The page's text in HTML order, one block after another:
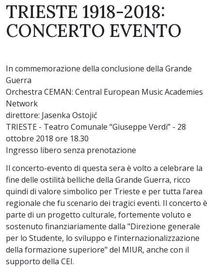
TRIESTE 1918-2018:
CONCERTO EVENTO
In commemorazione della conclusione della Grande
Guerra
Orchestra CEMAN: Central European Music Academies
Network
direttore: Jasenka Ostojić
TRIESTE - Teatro Comunale “Giuseppe Verdi” - 28
ottobre 2018 ore 18.30
Ingresso libero senza prenotazione
Il concerto-evento di questa sera è volto a celebrare la
fine delle ostilità belliche della Grande Guerra, ricco
quindi di valore simbolico per Trieste e per tutta l’area
regionale che fu scenario dei tragici eventi. Il concerto è
parte di un progetto culturale, fortemente voluto e
sostenuto finanziariamente dalla "Direzione generale
per lo Studente, lo sviluppo e l’internazionalizzazione
della formazione superiore" del MIUR, anche con il
supporto della CEI.